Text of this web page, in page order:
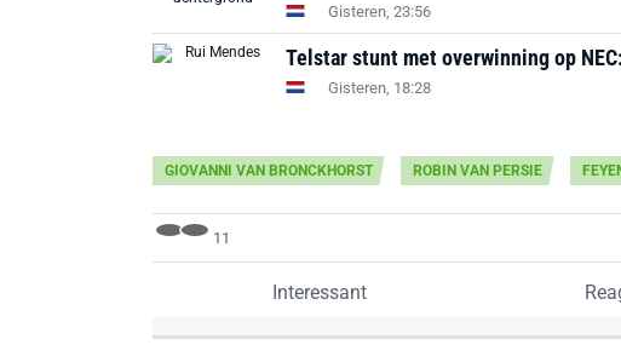
Gisteren, 23:56
Telstar stunt met overwinning op
Gisteren, 18:28
GIOVANNI VAN BRONCKHORST ROBIN VAN PERSIE
11
Interessant